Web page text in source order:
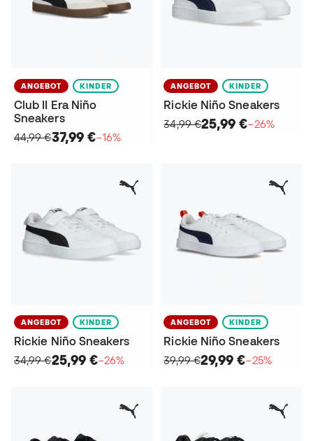
ANGEBOT KINDER
Club II Era Niño
Sneakers
44,99 €37,99 €−16%
ANGEBOT KINDER
Rickie Niño Sneakers
34,99 €25,99 €−26%
ANGEBOT KINDER
Rickie Niño Sneakers
34,99 €25,99 €−26%
ANGEBOT KINDER
Rickie Niño Sneakers
39,99 €29,99 €−25%